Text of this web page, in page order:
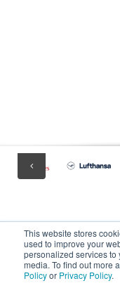
This website stores
used to improve your
personalized services to
media. To find out more
Policyor Privacy Policy.